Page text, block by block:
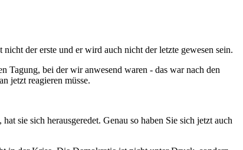
der erste und er wird auch nicht der letzte gewesen sein.
Tagung, bei der wir anwesend waren - das war nach den
jetzt reagieren müsse.
sie sich herausgeredet. Genau so haben Sie sich jetzt auch